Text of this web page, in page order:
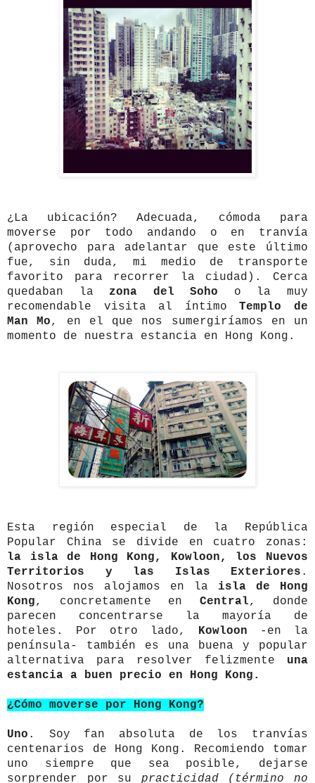
¿La ubicación? Adecuada, cómoda para
moverse por todo andando o en tranvía
(aprovecho para adelantar que este último
fue, sin duda, mi medio de transporte
favorito para recorrer la ciudad). Cerca
quedaban la zona del Soho o la muy
recomendable visita al íntimoTemplo de
Man Mo, en el que nos sumergiríamos en un
momento de nuestra estancia en Hong Kong.
Esta región especial de la República
Popular China se divide en cuatro zonas:
la isla de Hong Kong, Kowloon, los Nuevos
Territorios y las Islas Exteriores .
Nosotros nos alojamos en la isla de Hong
Kong, concretamente en Central, donde
parecen concentrarse la mayoría de
hoteles. Por otro lado, Kowloon
-en la
península- también es una buena y popular
alternativa para resolver felizmente una
estancia a buen precio en Hong Kong.
¿Cómo moverse por Hong Kong?
Uno . Soy fan absoluta de los tranvías
centenarios de Hong Kong. Recomiendo tomar
uno siempre que sea posible, dejarse
sorprender por su practicidad (término no